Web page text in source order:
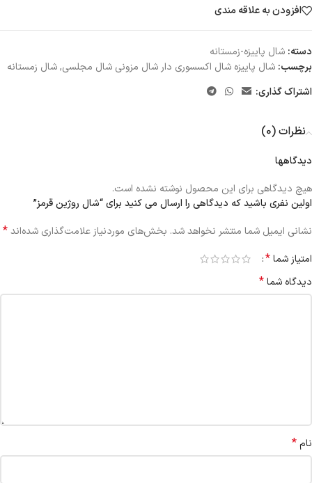
افزودن به علاقه مندی
دسته: شال پاییزه-زمستانه
برچسب: شال پاییزه شال اکسسوری دار شال مزونی شال مجلسی,شال زمستانه
اشتراک گذاری:
نظرات (0)
دیدگاهها
هیچ دیدگاهی برای این محصول نوشته نشده است.
اولین نفری باشید که دیدگاهی را ارسال می کنید برای “شال روژین قرمز”
نشانی ایمیل شما منتشر نخواهد شد. بخش‌های موردنیاز علامت‌گذاری شده‌اند*
امتیاز شما*
دیدگاه شما*
نام*